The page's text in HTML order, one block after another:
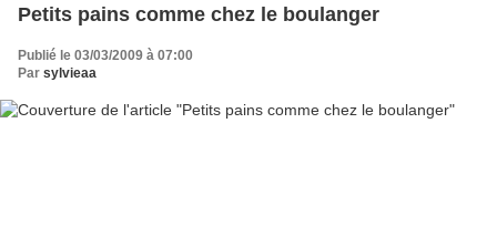
Petits pains comme chez le boulanger
Publié le 03/03/2009 à 07:00
Par sylvieaa